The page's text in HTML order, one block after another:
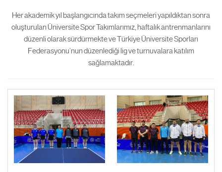
Her akademik yıl başlangıcında takım seçmeleri yapıldıktan sonra
oluşturulan Üniversite Spor Takımlarımız, haftalık antrenmanlarını
düzenli olarak sürdürmekte ve Türkiye Üniversite Sporları
Federasyonu’nun düzenlediği lig ve turnuvalara katılım
sağlamaktadır.